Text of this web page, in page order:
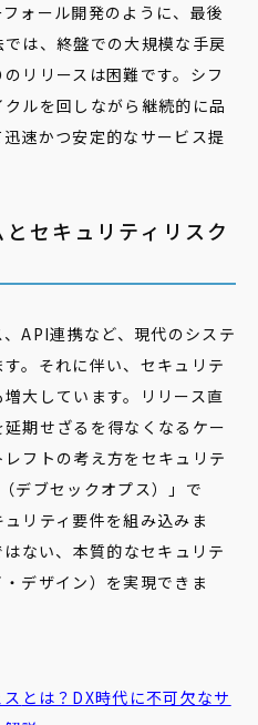
ォール開発のように、最後
は、終盤での大規模な手戻
リリースは困難です。シフ
ルを回しながら継続的に品
速かつ安定的なサービス提
セキュリティリスク
API連携など、現代のシステ
。それに伴い、セキュリテ
大しています。リリース直
期せざるを得なくなるケー
フトの考え方をセキュリテ
デブセックオプス）」で
リティ要件を組み込みま
ない、本質的なセキュリテ
デザイン）を実現できま
とは？DX時代に不可欠なサ